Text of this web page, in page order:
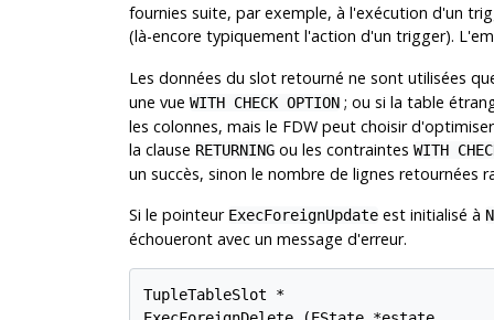
fournies suite, par exemple, à l'exécution d'un
(là-encore typiquement l'action d'un trigger).
Les données du slot retourné ne sont utilisées
une vue WITH CHECK OPTION; ou si la table
les colonnes, mais le FDW peut choisir
la clause RETURNINGou les contraintes WITH
un succès, sinon le nombre de lignes retournées
Si le pointeur ExecForeignUpdateest initialisé à
échoueront avec un message d'erreur.
TupleTableSlot *